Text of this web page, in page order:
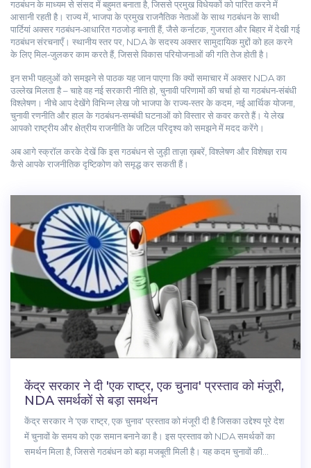
गठबंधन के माध्यम से संसद में बहुमत बनाता है, जिससे प्रमुख विधेयकों को पारित करने में
आसानी रहती है। राज्य में, भाजपा के प्रमुख राजनैतिक नेताओं के साथ गठबंधन के साथी
पार्टियां अक्सर गठबंधन‑आधारित गठजोड़ बनाती हैं, जैसे कर्नाटक, गुजरात और बिहार में देखी गई
गठबंधन संरचनाएँ। स्थानीय स्तर पर, NDA के सदस्य अक्सर सामुदायिक मुद्दों को हल करने
के लिए मिल‑जुलकर काम करते हैं, जिससे विकास परियोजनाओं की गति तेज होती है।
इन सभी पहलुओं को समझने से पाठक यह जान पाएगा कि क्यों समाचार में अक्सर NDA का
उल्लेख मिलता है – चाहे वह नई सरकारी नीति हो, चुनावी परिणामों की चर्चा हो या गठबंधन‑संबंधी
विश्लेषण। नीचे आप देखेंगे विभिन्न लेख जो भाजपा के राज्य‑स्तर के कदम, नई आर्थिक योजना,
चुनावी रणनीति और हाल के गठबंधन‑सम्बंधी घटनाओं को विस्तार से कवर करते हैं। ये लेख
आपको राष्ट्रीय और क्षेत्रीय राजनीति के जटिल परिदृश्य को समझने में मदद करेंगे।
अब आगे स्क्रॉल करके देखें कि इस गठबंधन से जुड़ी ताज़ा ख़बरें, विश्लेषण और विशेषज्ञ राय
कैसे आपके राजनीतिक दृष्टिकोण को समृद्ध कर सकती हैं।
केंद्र सरकार ने दी 'एक राष्ट्र, एक चुनाव' प्रस्ताव को मंजूरी,
NDA समर्थकों से बड़ा समर्थन
केंद्र सरकार ने 'एक राष्ट्र, एक चुनाव' प्रस्ताव को मंजूरी दी है जिसका उद्देश्य पूरे देश
में चुनावों के समय को एक समान बनाने का है। इस प्रस्ताव को NDA समर्थकों का
समर्थन मिला है, जिससे गठबंधन को बड़ा मजबूती मिली है। यह कदम चुनावों की